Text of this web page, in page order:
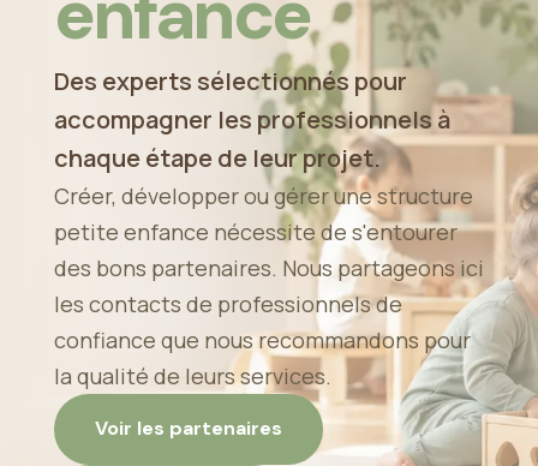
Des experts sélectionnés pour
accompagner les professionnels à
chaque étape de leur projet.
Créer, développer ou gérer une structure
petite enfance nécessite de s'entourer
des bons partenaires. Nous partageons ici
les contacts de professionnels de
confiance que nous recommandons pour
la qualité de leurs services.
Voir les partenaires